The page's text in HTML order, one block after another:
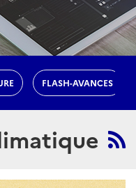
FLASH-AVANCES